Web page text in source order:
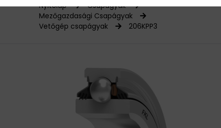
KÉZISZERSZÁMOK
KARBANTARTÓ ANYAGOK
Nyitólap
Csapágyak
Mezőgazdasági Csapágyak
Vetőgép csapágyak
206KPP3